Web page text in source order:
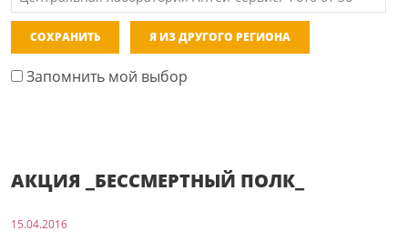
СОХРАНИТЬ Я ИЗ ДРУГОГО РЕГИОНА
Запомнить мой выбор
АКЦИЯ _БЕССМЕРТНЫЙ ПОЛК_
15.04.2016